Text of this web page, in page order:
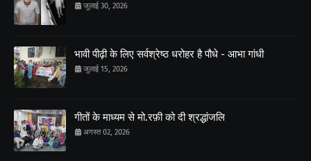
जुलाई 30, 2026
भावी पीढ़ी के लिए सर्वश्रेष्ठ धरोहर है पौधे - आभा गांधी
जुलाई 15, 2026
गीतों के माध्यम से मो.रफ़ी को दी श्रद्धांजलि
अगस्त 02, 2026